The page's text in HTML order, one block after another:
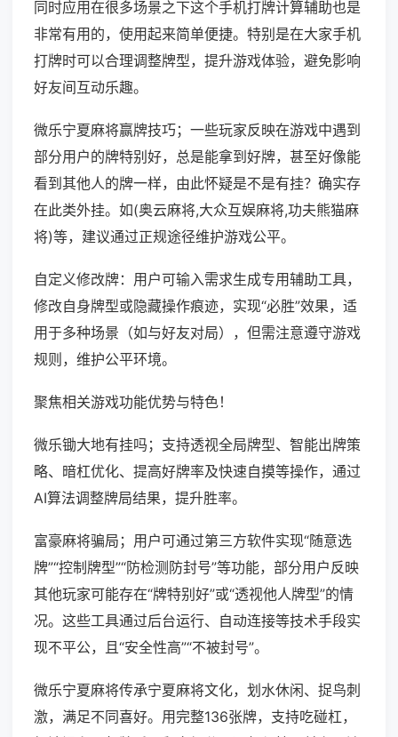
同时应用在很多场景之下这个手机打牌计算辅助也是
非常有用的，使用起来简单便捷。特别是在大家手机
打牌时可以合理调整牌型，提升游戏体验，避免影响
好友间互动乐趣。
微乐宁夏麻将赢牌技巧；一些玩家反映在游戏中遇到
部分用户的牌特别好，总是能拿到好牌，甚至好像能
看到其他人的牌一样，由此怀疑是不是有挂？确实存
在此类外挂。如(奥云麻将,大众互娱麻将,功夫熊猫麻
将)等，建议通过正规途径维护游戏公平。
自定义修改牌：用户可输入需求生成专用辅助工具，
修改自身牌型或隐藏操作痕迹，实现“必胜”效果，适
用于多种场景（如与好友对局），但需注意遵守游戏
规则，维护公平环境。
聚焦相关游戏功能优势与特色！
微乐锄大地有挂吗；支持透视全局牌型、智能出牌策
略、暗杠优化、提高好牌率及快速自摸等操作，通过
AI算法调整牌局结果，提升胜率。
富豪麻将骗局；用户可通过第三方软件实现“随意选
牌”“控制牌型”“防检测防封号”等功能，部分用户反映
其他玩家可能存在“牌特别好”或“透视他人牌型”的情
况。这些工具通过后台运行、自动连接等技术手段实
现不平公，且“安全性高”“不被封号”。
微乐宁夏麻将传承宁夏麻将文化，划水休闲、捉鸟刺
激，满足不同喜好。用完整136张牌，支持吃碰杠，